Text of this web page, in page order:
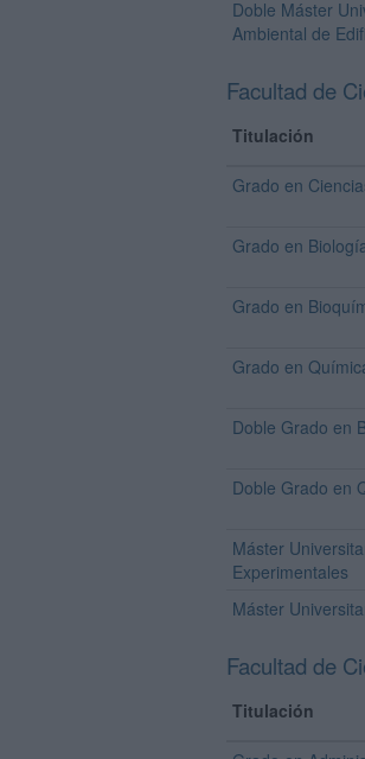
Doble Máster
Ambiental de
Facultad de
Titulación
Grado en
Grado en
Grado en
Grado en
Doble Grado en
Doble Grado en
Máster
Experimentales
Máster
Facultad de
Titulación